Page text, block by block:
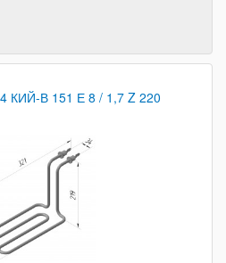
В 151 Е 8 / 1,7 Z 220